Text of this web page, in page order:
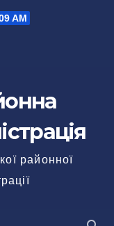
AM
районної